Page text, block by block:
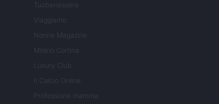
Tuobenessere
Viaggiamo
Nonne Magazine
Milano Cortina
Luxury Club
Il Calcio Online
Professione mamma